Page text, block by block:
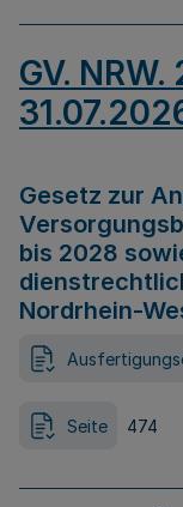
GV.
Gesetz zur
bis 2028
Nordrhein-
Seite 474